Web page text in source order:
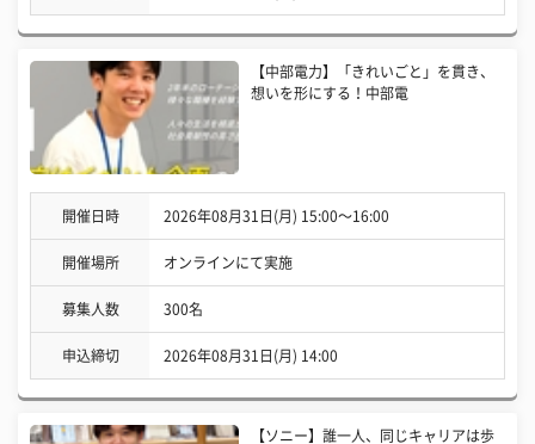
【中部電力】「きれいごと」を貫き、
想いを形にする！中部電
開催日時 2026年08月31日(月) 15:00〜16:00
開催場所 オンラインにて実施
募集人数 300名
申込締切 2026年08月31日(月) 14:00
【ソニー】誰一人、同じキャリアは歩